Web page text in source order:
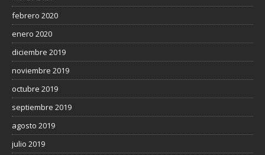
febrero 2020
enero 2020
diciembre 2019
noviembre 2019
octubre 2019
septiembre 2019
agosto 2019
julio 2019